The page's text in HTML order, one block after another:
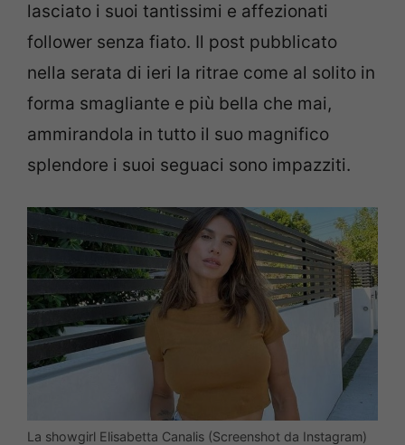
lasciato i suoi tantissimi e affezionati
follower senza fiato. Il post pubblicato
nella serata di ieri la ritrae come al solito in
forma smagliante e più bella che mai,
ammirandola in tutto il suo magnifico
splendore i suoi seguaci sono impazziti.
La showgirl Elisabetta Canalis (Screenshot da Instagram)